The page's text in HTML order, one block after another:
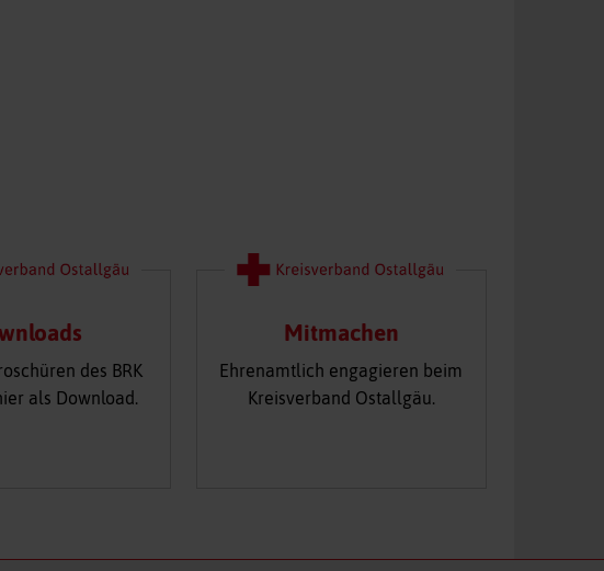
des BRK
als Download.
Mitmachen
Ehrenamtlich engagieren beim
Kreisverband Ostallgäu.